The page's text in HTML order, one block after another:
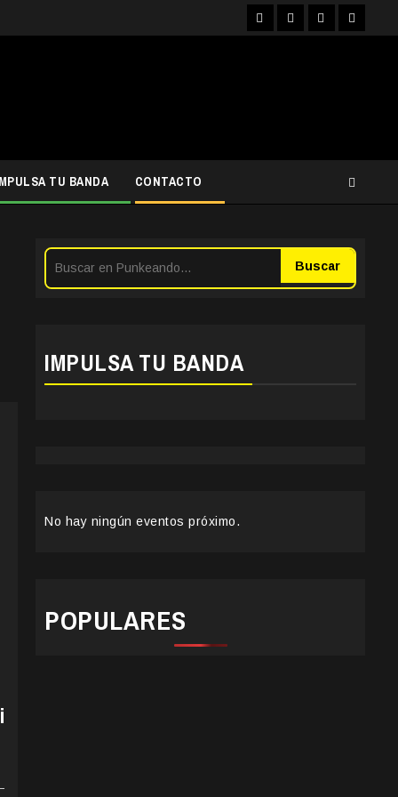
FacebookInstagram
YouTubeTwitter
TU BANDA CONTACTO
Buscar
IMPULSA TU BANDA
No hay ningún eventos próximo.
POPULARES